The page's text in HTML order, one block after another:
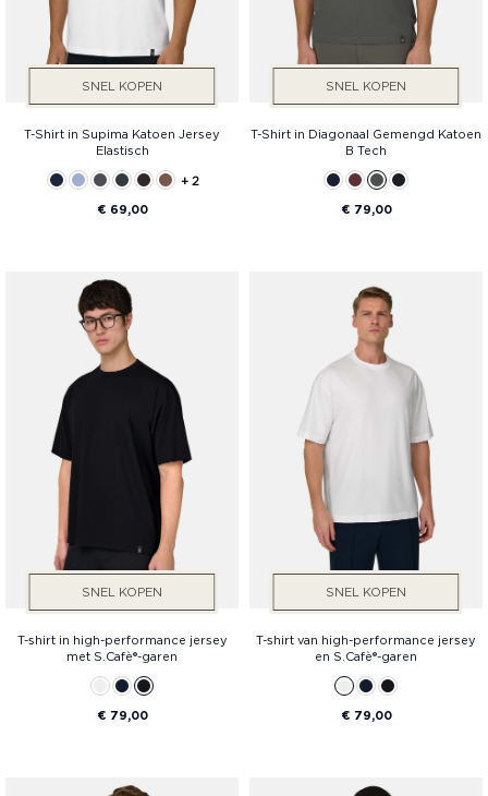
SNEL KOPEN
T-Shirt in Supima Katoen Jersey
Elastisch
+ 2
€ 69,00
SNEL KOPEN
T-Shirt in Diagonaal Gemengd Katoen
B Tech
€ 79,00
SNEL KOPEN
T-shirt in high-performance jersey
met S.Cafè®-garen
€ 79,00
SNEL KOPEN
T-shirt van high-performance jersey
en S.Cafè®-garen
€ 79,00